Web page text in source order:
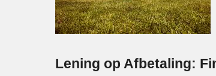
Lening op Afbetaling: